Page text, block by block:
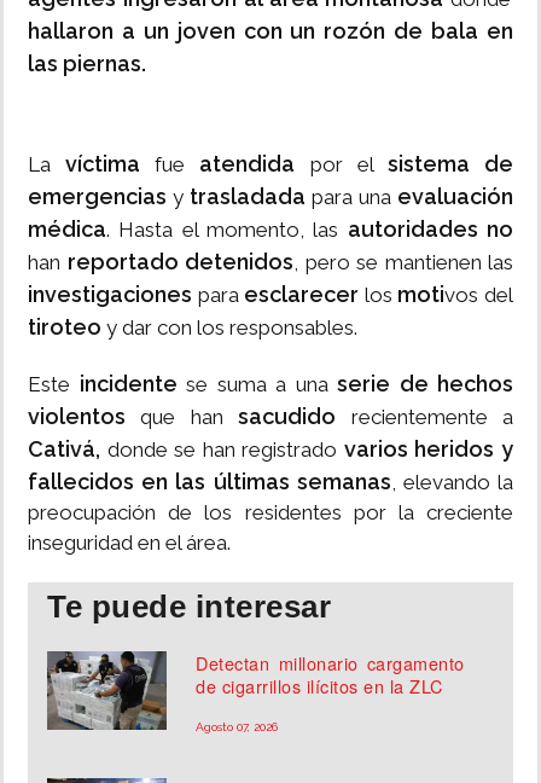
hallaron a un joven con un rozón de bala en
las piernas.
Lavíctima fue atendida por el sistema de
emergencias y trasladada para una evaluación
médica. Hasta el momento, las autoridades no
han reportado detenidos, pero se mantienen las
investigaciones paraesclarecer los motivos del
tiroteo y dar con los responsables.
Este incidente se suma a una serie de hechos
violentos que hansacudido recientemente a
Cativá, donde se han registrado varios heridos y
fallecidos en las últimas semanas, elevando la
preocupación de los residentes por la creciente
inseguridad en el área.
Te puede interesar
Detectan millonario cargamento
de cigarrillos ilícitos en la ZLC
Agosto 07, 2026